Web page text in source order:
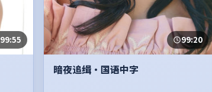
99:55 99:20
暗夜追缉·国语中字